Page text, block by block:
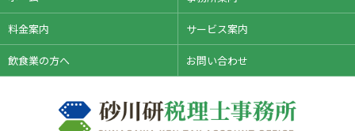
料金案内 サービス案内
飲食業の方へ お問い合わせ